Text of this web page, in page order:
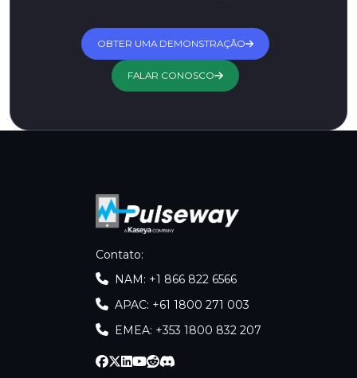
OBTER UMA DEMONSTRAÇÃO
FALAR CONOSCO
Contato:
NAM: +1 866 822 6566
APAC: +61 1800 271 003
EMEA: +353 1800 832 207